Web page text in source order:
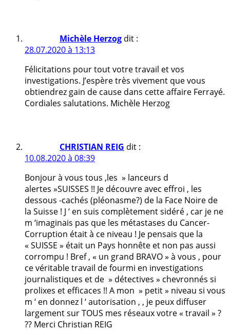
Michèle Herzog dit :
28.07.2020 à 13:13
Félicitations pour tout votre travail et vos
investigations. J’espère très vivement que vous
obtiendrez gain de cause dans cette affaire Ferrayé.
Cordiales salutations. Michèle Herzog
CHRISTIAN REIG dit :
10.08.2020 à 08:39
Bonjour à vous tous ,les » lanceurs d
alertes »SUISSES !! Je découvre avec effroi , les
dessous -cachés (pléonasme?) de la Face Noire de
la Suisse ! J ‘ en suis complètement sidéré , car je ne
m ‘imaginais pas que les métastases du Cancer-
Corruption était à ce niveau ! Je pensais que la
« SUISSE » était un Pays honnête et non pas aussi
corrompu ! Bref , « un grand BRAVO » à vous , pour
ce véritable travail de fourmi en investigations
journalistiques et de » détectives » chevronnés si
prolixes et efficaces !! A mon » petit » niveau si vous
m ‘ en donnez l ‘ autorisation , , je peux diffuser
largement sur TOUS mes réseaux votre « travail » ?
?? Merci Christian REIG